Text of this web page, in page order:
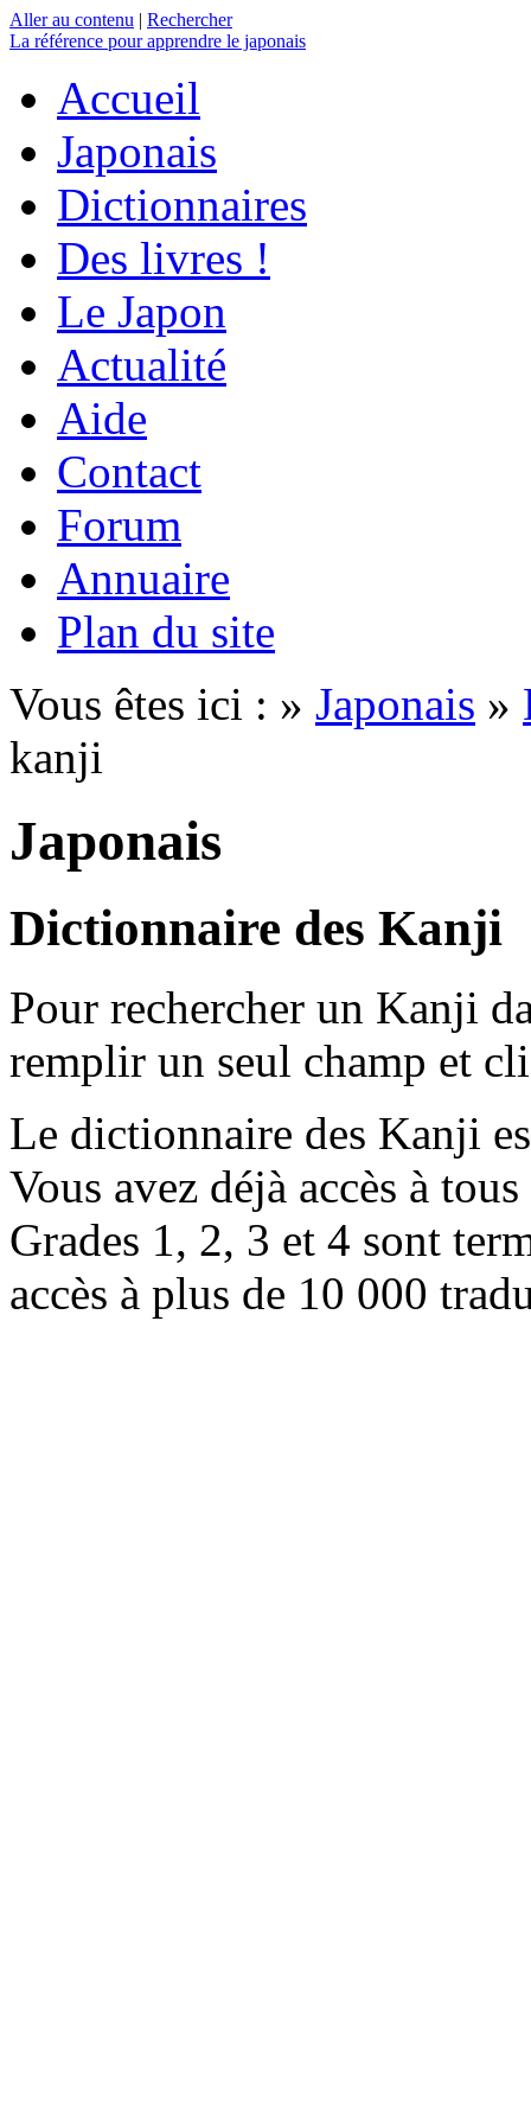
Aller au contenu | Rechercher
La référence pour apprendre le japonais
Accueil
Japonais
Dictionnaires
Des livres !
Le Japon
Actualité
Aide
Contact
Forum
Annuaire
Plan du site
Vous êtes ici : » Japonais »
kanji
Japonais
Dictionnaire des Kanji
Pour rechercher un Kanji
remplir un seul champ et
Le dictionnaire des Kanji
Vous avez déjà accès à
Grades 1, 2, 3 et 4 sont
accès à plus de 10 000